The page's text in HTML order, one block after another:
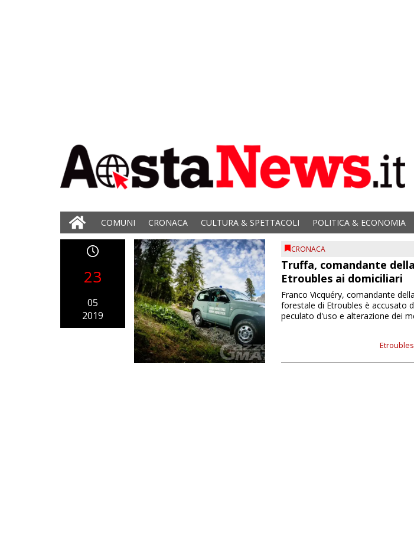
COMUNI CRONACA CULTURA & SPETTACOLI POLITICA & ECONOMIA
23
05
2019
CRONACA
Truffa, comandante
Etroubles ai domiciliari
Etroubles
Franco Vicquéry, comandante
forestale di Etroubles è accusato
peculato d'uso e alterazione dei